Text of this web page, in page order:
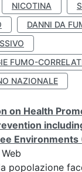
NICOTINA
DANNI DA
FUMO-
NAZIONALE
on Health
Environments
popolazione